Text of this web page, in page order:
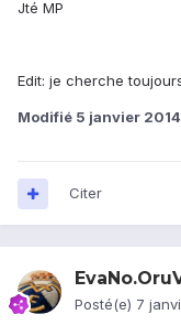
Jté MP
Edit: je cherche
Modifié 5 janvier 2014
Citer
Posté(e) 7